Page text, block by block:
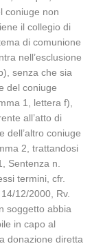
coniuge non
il collegio di
di comunione
nell’esclusione
senza che sia
del coniuge
1, lettera f),
all’atto di
dell’altro coniuge
2, trattandosi
Sentenza n.
termini, cfr.
12/2000, Rv.
soggetto abbia
in capo al
donazione diretta